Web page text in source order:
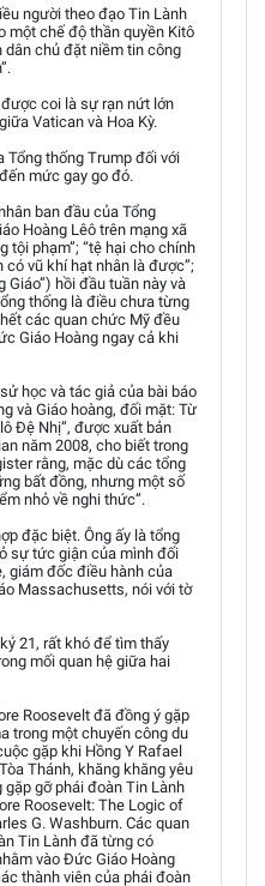
người theo đạo Tin Lành
một chế độ thần quyền Kitô
dân chủ đặt niềm tin công
coi là sự rạn nứt lớn
Vatican và Hoa Kỳ.
Tổng thống Trump đối với
mức gay go đó.
ban đầu của Tổng
Hoàng Lêô trên mạng xã
tội phạm”; “tệ hại cho chính
có vũ khí hạt nhân là được”;
Giáo”) hồi đầu tuần này và
thống là điều chưa từng
các quan chức Mỹ đều
Giáo Hoàng ngay cả khi
học và tác giả của bài báo
và Giáo hoàng, đối mặt: Từ
Đệ Nhị”, được xuất bản
năm 2008, cho biết trong
rằng, mặc dù các tổng
bất đồng, nhưng một số
nhỏ về nghi thức”.
đặc biệt. Ông ấy là tổng
sự tức giận của mình đối
giám đốc điều hành của
Massachusetts, nói với tờ
21, rất khó để tìm thấy
mối quan hệ giữa hai
Roosevelt đã đồng ý gặp
trong một chuyến công du
gặp khi Hồng Y Rafael
Thánh, khăng khăng yêu
gỡ phái đoàn Tin Lành
Roosevelt: The Logic of
G. Washburn. Các quan
Tin Lành đã từng có
vào Đức Giáo Hoàng
thành viên của phái đoàn